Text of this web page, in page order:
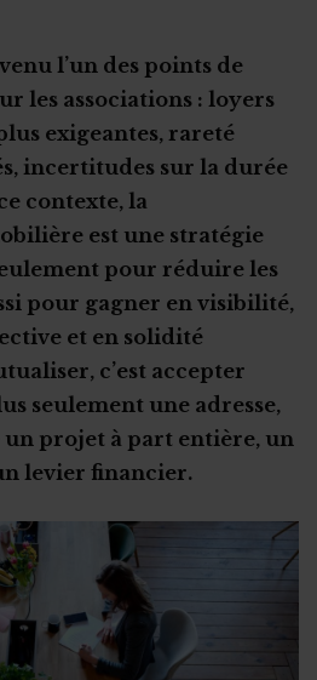
et objectifs
compétences
: témoignage
des chances
santé
membre
la bière
1 minute
personnel
de vous
l’un des points de
les associations : loyers
exigeantes, rareté
incertitudes sur la durée
contexte, la
est une stratégie
pour réduire les
pour gagner en visibilité,
et en solidité
c’est accepter
seulement une adresse,
un projet à part entière, un
levier financier.